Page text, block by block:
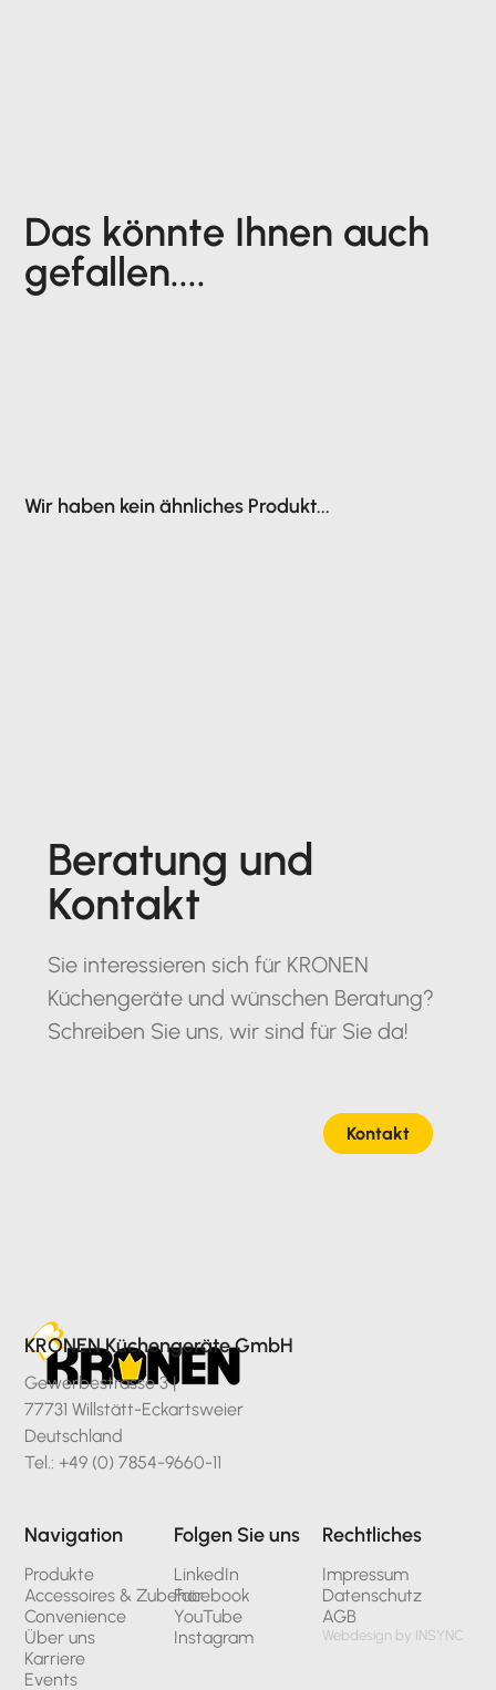
Das könnte Ihnen auch
gefallen....
Wir haben kein ähnliches Produkt...
Beratung und
Kontakt
Sie interessieren sich für KRONEN
Küchengeräte und wünschen Beratung?
Schreiben Sie uns, wir sind für Sie da!
Kontakt
KRONEN Küchengeräte GmbH
Gewerbestrasse 3 |
77731 Willstätt-Eckartsweier
Deutschland
Tel.: +49 (0) 7854-9660-11
Navigation
Produkte
Accessoires & Zubehör
Convenience
Über uns
Karriere
Events
Folgen Sie uns
LinkedIn
Facebook
YouTube
Instagram
Rechtliches
Impressum
Datenschutz
AGB
Webdesign by INSYNC